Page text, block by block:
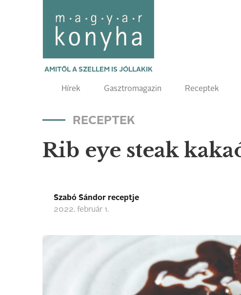
AMITŐL A SZELLEM IS JÓLLAKIK
Hírek Gasztromagazin Receptek
RECEPTEK
Rib eye steak
Szabó Sándor receptje
2022. február 1.